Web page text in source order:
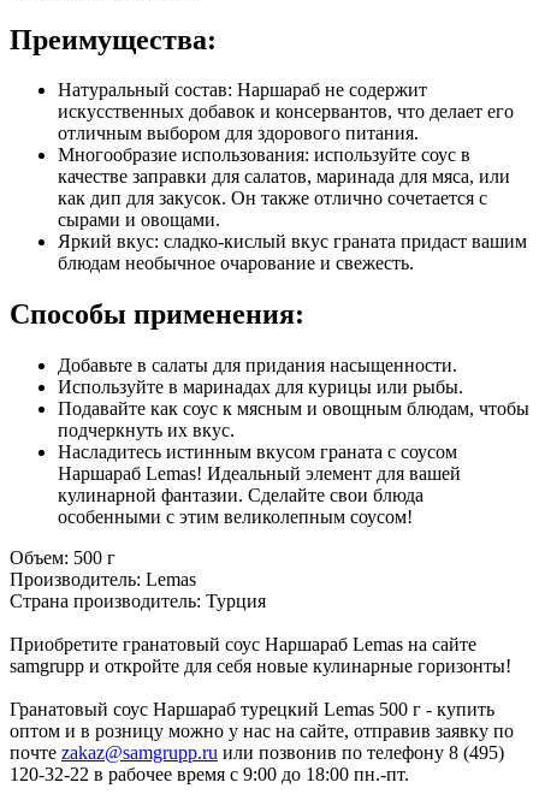
Преимущества:
Натуральный состав: Наршараб не содержит
искусственных добавок и консервантов, что делает его
отличным выбором для здорового питания.
Многообразие использования: используйте соус в
качестве заправки для салатов, маринада для мяса, или
как дип для закусок. Он также отлично сочетается с
сырами и овощами.
Яркий вкус: сладко-кислый вкус граната придаст вашим
блюдам необычное очарование и свежесть.
Способы применения:
Добавьте в салаты для придания насыщенности.
Используйте в маринадах для курицы или рыбы.
Подавайте как соус к мясным и овощным блюдам, чтобы
подчеркнуть их вкус.
Насладитесь истинным вкусом граната с соусом
Наршараб Lemas! Идеальный элемент для вашей
кулинарной фантазии. Сделайте свои блюда
особенными с этим великолепным соусом!
Объем: 500 г
Производитель: Lemas
Страна производитель: Турция
Приобретите гранатовый соус Наршараб Lemas на сайте
samgrupp и откройте для себя новые кулинарные горизонты!
Гранатовый соус Наршараб турецкий Lemas 500 г - купить
оптом и в розницу можно у нас на сайте, отправив заявку по
почте zakaz@samgrupp.ru или позвонив по телефону 8 (495)
120-32-22 в рабочее время с 9:00 до 18:00 пн.-пт.